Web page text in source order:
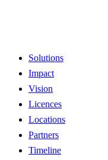
Solutions
Impact
Vision
Licences
Locations
Partners
Timeline